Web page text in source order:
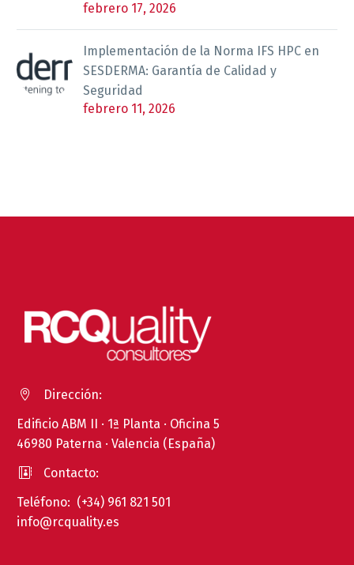
febrero 17, 2026
Implementación de la Norma IFS HPC en
SESDERMA: Garantía de Calidad y
Seguridad
febrero 11, 2026


Dirección:
Edificio ABM II · 1ª Planta · Oficina 5
46980 Paterna · Valencia (España)


Contacto:
Teléfono: (+34) 961 821 501
info@rcquality.es